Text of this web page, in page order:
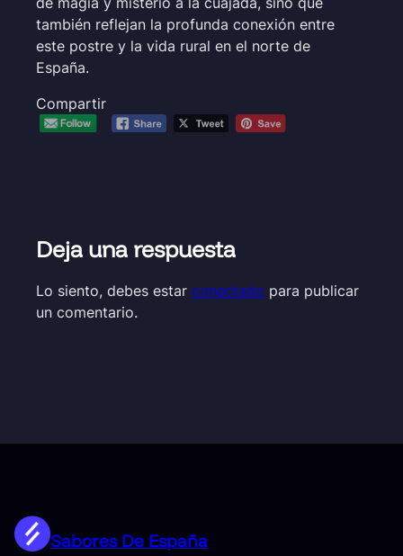
también reflejan la profunda conexión entre
este postre y la vida rural en el norte de
España.
Compartir
Deja una respuesta
Lo siento, debes estar conectado para publicar
un comentario.
Sabores De España